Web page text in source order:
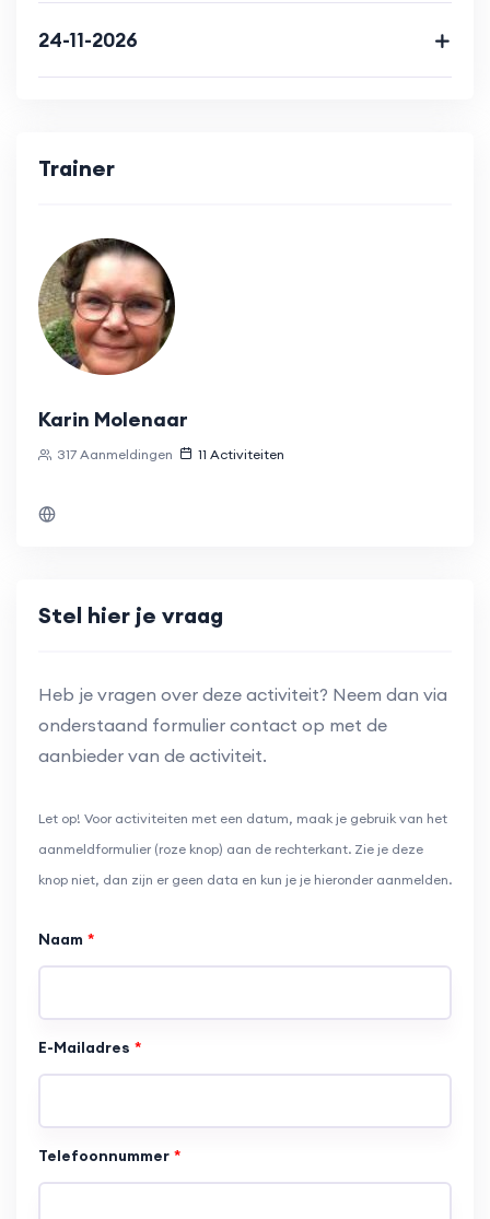
24-11-2026
Trainer
Karin Molenaar
317 Aanmeldingen 11 Activiteiten
Stel hier je vraag
Heb je vragen over deze activiteit? Neem dan via
onderstaand formulier contact op met de
aanbieder van de activiteit.
Let op! Voor activiteiten met een datum, maak je gebruik van het
aanmeldformulier (roze knop) aan de rechterkant. Zie je deze
knop niet, dan zijn er geen data en kun je je hieronder aanmelden.
Naam
E-Mailadres
Telefoonnummer